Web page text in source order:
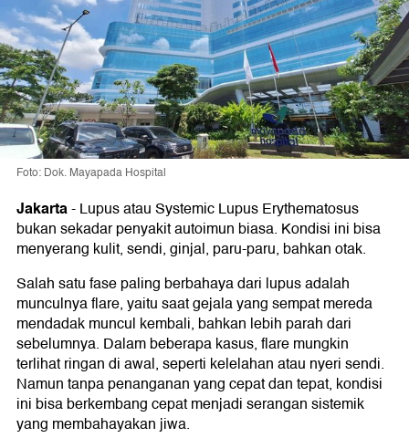
Foto: Dok. Mayapada Hospital
Jakarta-Lupus atau Systemic Lupus Erythematosus
bukan sekadar penyakit autoimun biasa. Kondisi ini bisa
menyerang kulit, sendi, ginjal, paru-paru, bahkan otak.
Salah satu fase paling berbahaya dari lupus adalah
munculnya flare, yaitu saat gejala yang sempat mereda
mendadak muncul kembali, bahkan lebih parah dari
sebelumnya. Dalam beberapa kasus, flare mungkin
terlihat ringan di awal, seperti kelelahan atau nyeri sendi.
Namun tanpa penanganan yang cepat dan tepat, kondisi
ini bisa berkembang cepat menjadi serangan sistemik
yang membahayakan jiwa.